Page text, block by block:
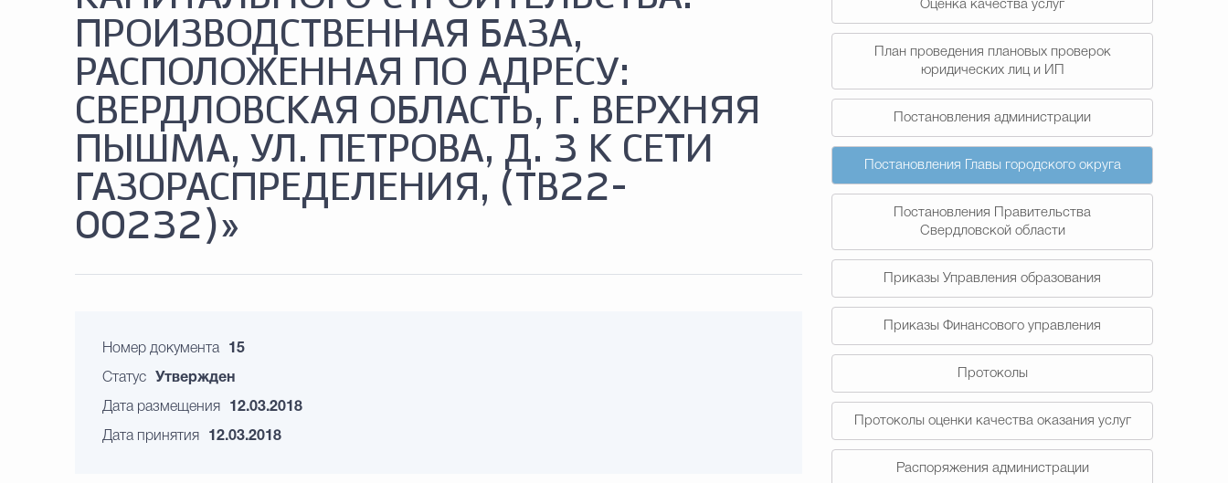
Оценка качества услуг
План проведения плановых проверок
юридических лиц и ИП
Постановления администрации
Постановления Главы городского округа
Постановления Правительства
Свердловской области
Приказы Управления образования
Приказы Финансового управления
Протоколы
Протоколы оценки качества оказания услуг
Распоряжения администрации
ПРОИЗВОДСТВЕННАЯ БАЗА,
РАСПОЛОЖЕННАЯ ПО АДРЕСУ:
СВЕРДЛОВСКАЯ ОБЛАСТЬ, Г. ВЕРХНЯЯ
ПЫШМА, УЛ. ПЕТРОВА, Д. 3 К СЕТИ
ГАЗОРАСПРЕДЕЛЕНИЯ, (ТВ22-
00232)»
Номер документа 15
Статус Утвержден
Дата размещения 12.03.2018
Дата принятия 12.03.2018